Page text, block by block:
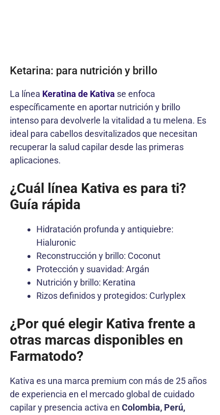
Ketarina: para nutrición y brillo
La línea Keratina de Kativa se enfoca
específicamente en aportar nutrición y brillo
intenso para devolverle la vitalidad a tu melena. Es
ideal para cabellos desvitalizados que necesitan
recuperar la salud capilar desde las primeras
aplicaciones.
¿Cuál línea Kativa es para ti?
Guía rápida
Hidratación profunda y antiquiebre:
Hialuronic
Reconstrucción y brillo: Coconut
Protección y suavidad: Argán
Nutrición y brillo: Keratina
Rizos definidos y protegidos: Curlyplex
¿Por qué elegir Kativa frente a
otras marcas disponibles en
Farmatodo?
Kativa es una marca premium con más de 25 años
de experiencia en el mercado global de cuidado
capilar y presencia activa en Colombia, Perú,